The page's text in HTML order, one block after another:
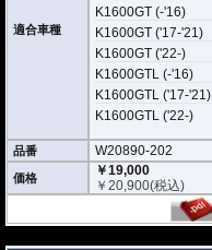
適合車種
K1600GT (-'16)
K1600GT ('17-'21)
K1600GT ('22-)
K1600GTL (-'16)
K1600GTL ('17-'21)
K1600GTL ('22-)
品番 W20890-202
価格
￥19,000
￥20,900(税込)